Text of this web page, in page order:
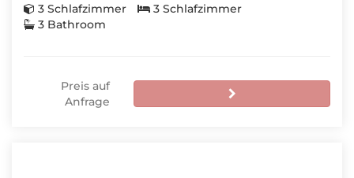
3 Schlafzimmer
3 Schlafzimmer
3 Bathroom
Preis auf
Anfrage